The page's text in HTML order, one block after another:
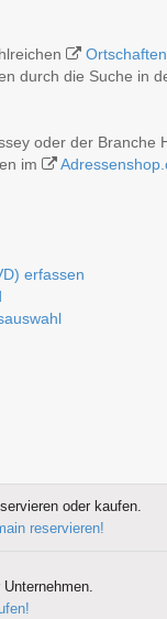
Ortschaften
durch die Suche in
oder der Branche
im
erfassen
oder kaufen.
reservieren!